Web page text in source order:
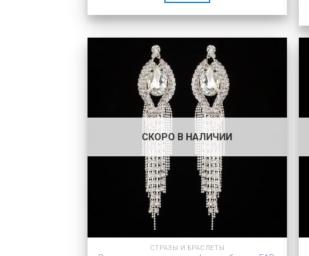
СКОРО В НАЛИЧИИ
СТРАЗЫ И БРАСЛЕТЫ